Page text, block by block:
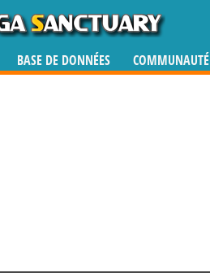
BASE DE DONNÉES COMMUNAUTÉ